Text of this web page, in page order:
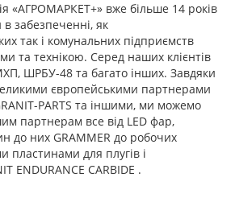
«АГРОМАРКЕТ+» вже більше 14 років
забезпеченні, як
так і комунальних підприємств
та технікою. Серед наших клієнтів
ШРБУ-48 та багато інших. Завдяки
європейськими партнерами
PARTS та іншими, ми можемо
партнерам все від LED фар,
до них GRAMMER до робочих
пластинами для плугів і
ENDURANCE CARBIDE .